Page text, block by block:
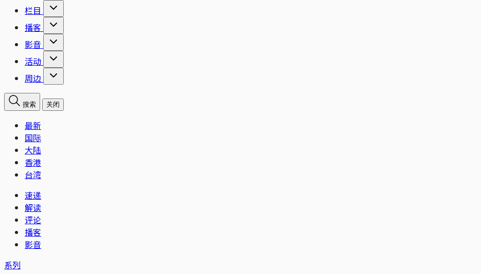
栏目
播客
影音
活动
周边
搜索 关闭
最新
国际
大陆
香港
台湾
速递
解读
评论
播客
影音
系列